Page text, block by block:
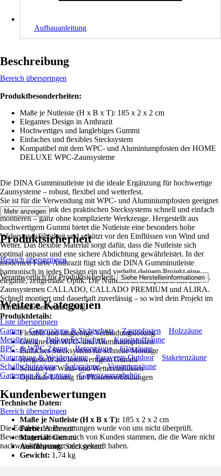
Aufbauanleitung
Beschreibung
Bereich überspringen
Produktbesonderheiten:
Maße je Nutleiste (H x B x T): 185 x 2 x 2 cm
Elegantes Design in Anthrazit
Hochwertiges und langlebiges Gummi
Einfaches und flexibles Stecksystem
Kompatibel mit dem WPC- und Aluminiumpfosten der HOME
DELUXE WPC-Zaunsysteme
Die DINA Gumminutleiste ist die ideale Ergänzung für hochwertige
Zaunsysteme – robust, flexibel und wetterfest.
Sie ist für die Verwendung mit WPC- und Aluminiumpfosten geeignet
und lässt sich dank des praktischen Stecksystems schnell und einfach
montieren – ganz ohne komplizierte Werkzeuge. Hergestellt aus
hochwertigem Gummi bietet die Nutleiste eine besonders hohe
Widerstandsfähigkeit und schützt vor den Einflüssen von Wind und
Wetter. Das flexible Material sorgt dafür, dass die Nutleiste sich
optimal anpasst und eine sichere Abdichtung gewährleistet. In der
modernen Farbe Anthrazit fügt sich die DINA Gumminutleiste
harmonisch in jedes Design ein und verleiht deinem Projekt eine
elegante, zeitgemäße Optik. Die Nutleiste ist kompatibel mit den
Zaunsystemen CALLADO, CALLADO PREMIUM und ALIRA.
Schnell montiert und dauerhaft zuverlässig – so wird dein Projekt im
Handumdrehen zum Erfolg.
Produktdetails:
Flexible und langlebige Verbindungslösung
Geeignet für WPC- und Aluminiumpfosten
Einfaches Stecksystem für schnelle Montage
Hergestellt aus hochwertigem Gummi
Schützt vor Wind- und Wettereinflüssen
Optimale Lösung für Pfostenverbindungen
Technische Daten:
Maße je Nutleiste (H x B x T): 185 x 2 x 2 cm
Farbe:Anthrazit
Material:Gummi
Ausführung:Stecksystem
Gewicht: 1,74 kg
Mehr anzeigen
Produktsicherheit
Bereich überspringen
Verantwortlich für Produktsicherheit: Siehe Herstellerinformationen .
Weitere Kategorien
Liste überspringen
Garten
Gartenzäune & Sichtschutz Zaunpfosten
Holzzäune
Metallzäune
Balkon Sichtschutz
Kunststoffzäune
BPC- & WPC-Zäune
Betonzäune
Glaszäune
Naturzäune & Weidenzäune
Paravents Outdoor
Staketenzäune
Schallschutzzäune
Solarzäune
Vorgartenzäune
Gartentore & Zauntore
Gartenzaunzubehör
Kundenbewertungen
Bereich überspringen
Die Echtheit der Bewertungen wurde von uns nicht überprüft.
Bewertungen können auch von Kunden stammen, die die Ware nicht
nachweislich genutzt oder gekauft haben.